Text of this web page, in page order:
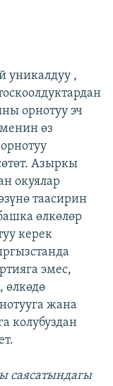
уникалдуу ,
орнотуу эч
өз
Азыркы
окуялар
таасирин
өлкөлөр
керек
эмес,
өлкөдө
жана
колубуздан
саясатындагы